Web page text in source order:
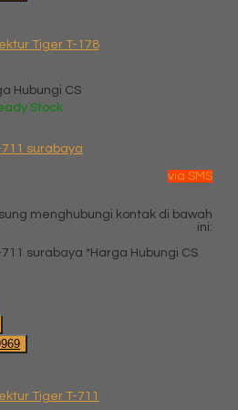
Tiger T-178
Hubungi CS
Stock
via SMS
menghubungi kontak di bawah
ini:
*Harga Hubungi CS
Tiger T-711